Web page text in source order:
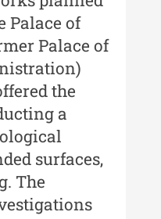
al Muzeului
al
Moldovei -
al
a Moldovei -
al
Palace of
Palace of
the
a
surfaces,
The